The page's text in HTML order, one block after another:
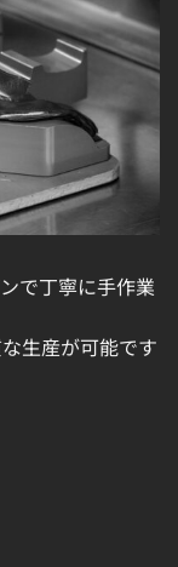
で丁寧に手作業
生産が可能です